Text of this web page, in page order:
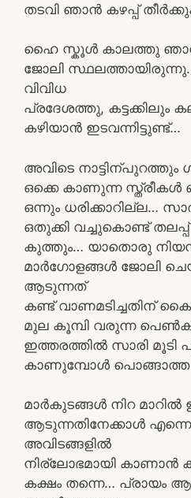
തടവി ഞാൻ കഴപ്പ്
ഹൈ സ്കൂൾ കാലത്തു
ജോലി
വിവിധ
പ്രദേശത്തു, കട്ടക്കിലും
കഴിയാൻ ഇടവന്നിട്ടുണ്ട്…
അവിടെ നാട്ടിന്പുറത്തും
ഒക്കെ കാണുന്ന
ഒന്നും ധരിക്കാറില്ല…
ഒതുക്കി വച്ചുകൊണ്ട് തലപ്പ്
കുത്തും… യാതൊരു
മാർഗോളങ്ങൾ ജോലി
ആടുന്നത്
കണ്ട് വാണമടിച്ചതിന്
മുല കൂമ്പി വരുന്ന
ഇത്തരത്തിൽ സാരി മൂടി
കാണുമ്പോൾ
മാർകുടങ്ങൾ നിറ മാറിൽ
ആടുന്നതിനേക്കാൾ
അവിടങ്ങളിൽ
നിര്ലോഭമായി കാണാൻ
കക്ഷം തന്നെ… പ്രായം